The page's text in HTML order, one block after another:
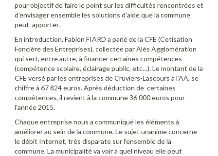
pour objectif de faire le point sur les difficultés rencontrées et
d’envisager ensemble les solutions d’aide que la commune
peut apporter.
En introduction, Fabien FIARD a parlé de la CFE (Cotisation
Foncière des Entreprises), collectée par Alès Agglomération
qui sert, entre autre, à financer certaines compétences
(compétence scolaire, éclairage public, etc…). Le montant de la
CFE versé par les entreprises de Cruviers-Lascours à l’AA, se
chiffre à 67 824 euros. Après déduction de certaines
compétences, il revient à la commune 36 000 euros pour
l’année 2015.
Chaque entreprise nous a communiqué les éléments à
améliorer au sein de la commune. Le sujet unanime concerne
le débit Internet, très disparate sur l’ensemble de la
commune. La municipalité va voir à quel niveau elle peut